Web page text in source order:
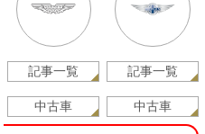
記事一覧
中古車
記事一覧
中古車